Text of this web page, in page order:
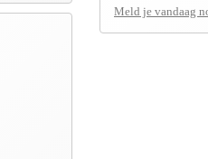
Meld je vandaag